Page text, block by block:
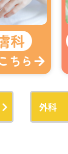
科
ちら
外科